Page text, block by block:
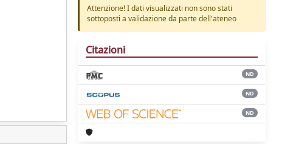
Attenzione! I dati visualizzati non sono stati
sottoposti a validazione da parte dell'ateneo
Citazioni
ND
ND
ND